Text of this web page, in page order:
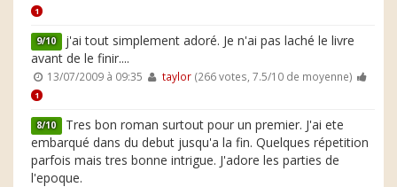
1
9/10 j'ai tout simplement adoré. Je n'ai pas laché le livre
avant de le finir....
13/07/2009 à 09:35 taylor(266 votes, 7.5/10 de moyenne)
1
8/10 Tres bon roman surtout pour un premier. J'ai ete
embarqué dans du debut jusqu'a la fin. Quelques répetition
parfois mais tres bonne intrigue. J'adore les parties de
l'epoque.